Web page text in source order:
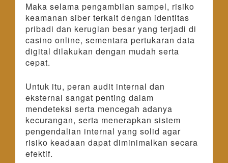
Maka selama pengambilan sampel, risiko
keamanan siber terkait dengan identitas
pribadi dan kerugian besar yang terjadi di
casino online, sementara pertukaran data
digital dilakukan dengan mudah serta
cepat.
Untuk itu, peran audit internal dan
eksternal sangat penting dalam
mendeteksi serta mencegah adanya
kecurangan, serta menerapkan sistem
pengendalian internal yang solid agar
risiko keadaan dapat diminimalkan secara
efektif.